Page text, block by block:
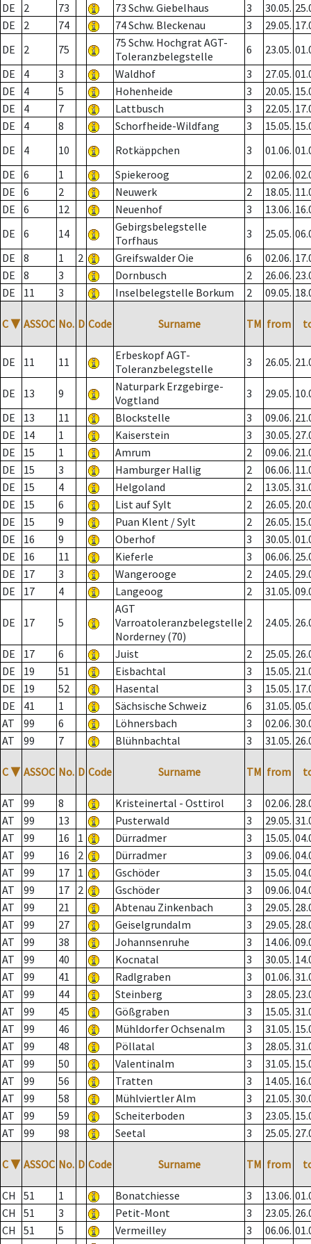
DE
2 73 73 Schw. Giebelhaus 3 30.05.
DE
2 74 74 Schw. Bleckenau 3 29.05.
DE
2 75
75 Schw. Hochgrat AGT-
Toleranzbelegstelle
6 23.05.
DE
4 3 Waldhof 3 27.05.
DE
4 5 Hohenheide 3 20.05.
DE
4 7 Lattbusch 3 22.05.
DE
4 8 Schorfheide-Wildfang 3 15.05.
DE
4 10 Rotkäppchen 3 01.06.
DE
6 1 Spiekeroog 2 02.06.
DE
6 2 Neuwerk 2 18.05.
DE
6 12 Neuenhof 3 13.06.
DE
6 14
Gebirgsbelegstelle
Torfhaus
3 25.05.
DE
8 1 2 Greifswalder Oie 6 02.06.
DE
8 3 Dornbusch 2 26.06.
DE
11 3 Inselbelegstelle Borkum 2 09.05.
C ▼ ASSOC No. D Code Surname TM from
DE 11 11
Erbeskopf AGT-
Toleranzbelegstelle
3 26.05.
DE 13 9
Naturpark Erzgebirge-
Vogtland
3 29.05.
DE
13 11 Blockstelle 3 09.06.
DE
14 1 Kaiserstein 3 30.05.
DE
15 1 Amrum 2 09.06.
DE
15 3 Hamburger Hallig 2 06.06.
DE
15 4 Helgoland 2 13.05.
DE
15 6 List auf Sylt 2 26.05.
DE
15 9 Puan Klent / Sylt 2 26.05.
DE
16 9 Oberhof 3 30.05.
DE
16 11 Kieferle 3 06.06.
DE
17 3 Wangerooge 2 24.05.
DE
17 4 Langeoog 2 31.05.
DE 17 5
AGT
Varroatoleranzbelegstelle
Norderney (70)
2 24.05.
DE 17 6 Juist 2 25.05.
DE
19 51 Eisbachtal 3 15.05.
DE
19 52 Hasental 3 15.05.
DE
41 1 Sächsische Schweiz 6 31.05.
AT
99 6 Löhnersbach 3 02.06.
AT
99 7 Blühnbachtal 3 31.05.
C ▼ ASSOC No. D Code Surname TM from
AT 99 8 Kristeinertal - Osttirol 3 02.06.
AT
99 13 Pusterwald 3 29.05.
AT
99 16 1 Dürradmer 3 15.05.
AT
99 16 2 Dürradmer 3 09.06.
AT
99 17 1 Gschöder 3 15.05.
AT
99 17 2 Gschöder 3 09.06.
AT
99 21 Abtenau Zinkenbach 3 29.05.
AT
99 27 Geiselgrundalm 3 29.05.
AT
99 38 Johannsenruhe 3 14.06.
AT
99 40 Kocnatal 3 30.05.
AT
99 41 Radlgraben 3 01.06.
AT
99 44 Steinberg 3 28.05.
AT
99 45 Gößgraben 3 15.05.
AT
99 46 Mühldorfer Ochsenalm 3 31.05.
AT
99 48 Pöllatal 3 28.05.
AT
99 50 Valentinalm 3 31.05.
AT
99 56 Tratten 3 14.05.
AT
99 58 Mühlviertler Alm 3 21.05.
AT
99 59 Scheiterboden 3 23.05.
AT
99 98 Seetal 3 25.05.
C ▼ ASSOC No. D Code Surname TM from
CH 51 1 Bonatchiesse 3 13.06.
CH
51 3 Petit-Mont 3 23.05.
CH
51 5 Vermeilley 3 06.06.